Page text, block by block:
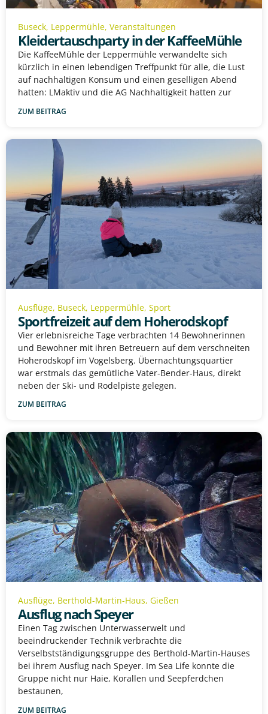
Buseck, Leppermühle, Veranstaltungen
Kleidertauschparty in der KaffeeMühle
Die KaffeeMühle der Leppermühle verwandelte sich
kürzlich in einen lebendigen Treffpunkt für alle, die Lust
auf nachhaltigen Konsum und einen geselligen Abend
hatten: LMaktiv und die AG Nachhaltigkeit hatten zur
ZUM BEITRAG
Ausflüge, Buseck, Leppermühle, Sport
Sportfreizeit auf dem Hoherodskopf
Vier erlebnisreiche Tage verbrachten 14 Bewohnerinnen
und Bewohner mit ihren Betreuern auf dem verschneiten
Hoherodskopf im Vogelsberg. Übernachtungsquartier
war erstmals das gemütliche Vater-Bender-Haus, direkt
neben der Ski- und Rodelpiste gelegen.
ZUM BEITRAG
Ausflüge, Berthold-Martin-Haus, Gießen
Ausflug nach Speyer
Einen Tag zwischen Unterwasserwelt und
beeindruckender Technik verbrachte die
Verselbstständigungsgruppe des Berthold-Martin-Hauses
bei ihrem Ausflug nach Speyer. Im Sea Life konnte die
Gruppe nicht nur Haie, Korallen und Seepferdchen
bestaunen,
ZUM BEITRAG